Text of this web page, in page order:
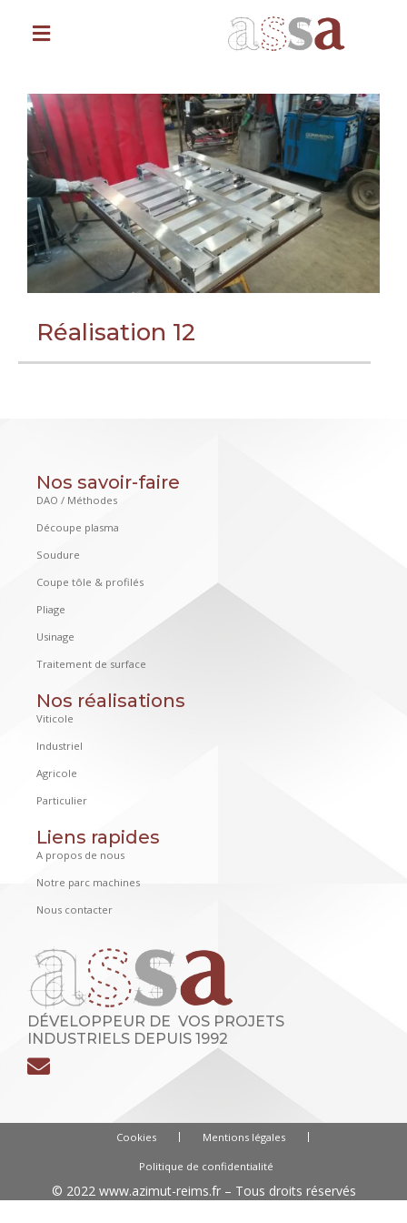
Réalisation 12
DÉVELOPPEUR DE VOS PROJETS
INDUSTRIELS DEPUIS 1992
Nos savoir-faire
DAO / Méthodes
Découpe plasma
Soudure
Coupe tôle & profilés
Pliage
Usinage
Traitement de surface
Nos réalisations
Viticole
Industriel
Agricole
Particulier
Liens rapides
A propos de nous
Notre parc machines
Nous contacter
© 2022 www.azimut-reims.fr– Tous droits réservés
Cookies Mentions légales
Politique de confidentialité